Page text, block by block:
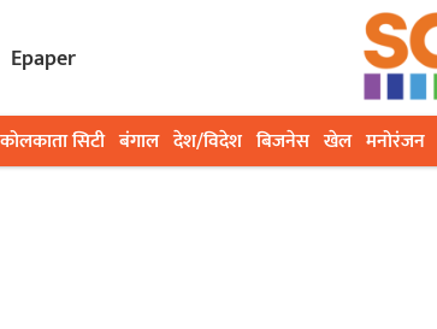
Epaper
कोलकाता सिटी बंगाल देश/विदेश बिजनेस खेल मनोरंजन